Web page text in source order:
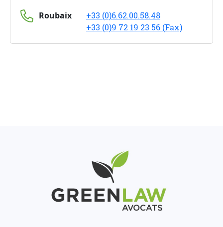
Roubaix
+33 (0)6.62.00.58.48
+33 (0)9 72 19 23 56 (Fax)